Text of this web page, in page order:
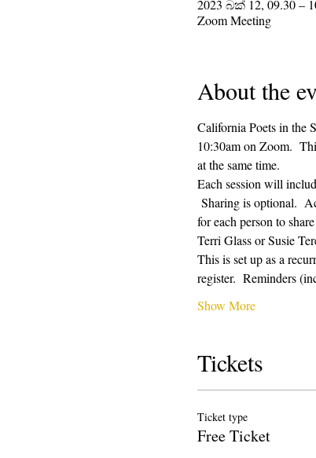
2023 බක් 12, 09.30 –
Zoom Meeting
About the
California Poets in the
10:30am on Zoom.
at the same time.
Each session will
Sharing is optional.
for each person to
Terri Glass or Susie
This is set up as a
register.  Reminders
Show More
Tickets
Ticket type
Free Ticket